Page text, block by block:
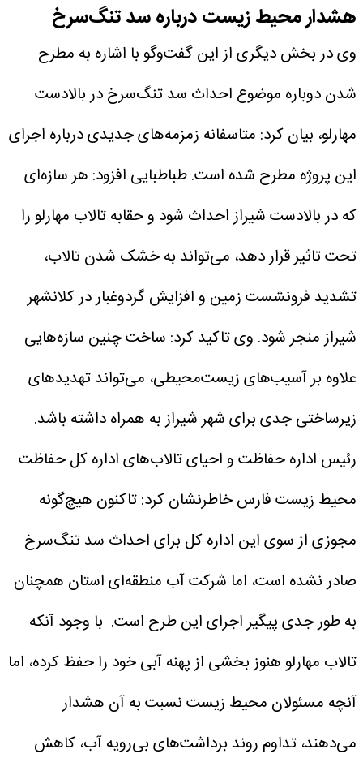
هشدار محیط زیست درباره سد تنگ‌سرخ
وی در بخش دیگری از این گفت‌وگو با اشاره به مطرح
شدن دوباره موضوع احداث سد تنگ‌سرخ در بالادست
مهارلو، بیان کرد: متاسفانه زمزمه‌های جدیدی درباره اجرای
این پروژه مطرح شده است.طباطبایی افزود: هر سازه‌ای
که در بالادست شیراز احداث شود و حقابه تالاب مهارلو را
تحت تاثیر قرار دهد، می‌تواند به خشک شدن تالاب،
تشدید فرونشست زمین و افزایش گردوغبار در کلانشهر
شیراز منجر شود. وی تاکید کرد: ساخت چنین سازه‌هایی
علاوه بر آسیب‌های زیست‌محیطی، می‌تواند تهدیدهای
زیرساختی جدی برای شهر شیراز به همراه داشته باشد.
رئیس اداره حفاظت و احیای تالاب‌های اداره کل حفاظت
محیط زیست فارس خاطرنشان کرد: تاکنون هیچ‌گونه
مجوزی از سوی این اداره کل برای احداث سد تنگ‌سرخ
صادر نشده است، اما شرکت آب منطقه‌ای استان همچنان
به طور جدی پیگیر اجرای این طرح است. با وجود آنکه
تالاب مهارلو هنوز بخشی از پهنه آبی خود را حفظ کرده، اما
آنچه مسئولان محیط زیست نسبت به آن هشدار
می‌دهند، تداوم روند برداشت‌های بی‌رویه آب، کاهش